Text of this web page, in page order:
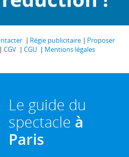
Régie publicitaire
Proposer
CGV CGU
Mentions légales
Le guide du
spectacle à
Paris